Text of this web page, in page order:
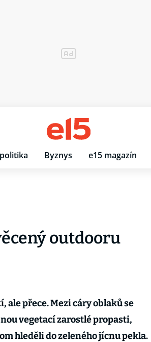
Byznys e15 magazín
outdooru
ale přece. Mezi cáry oblaků se
vegetací zarostlé propasti,
hleděli do zeleného jícnu pekla.